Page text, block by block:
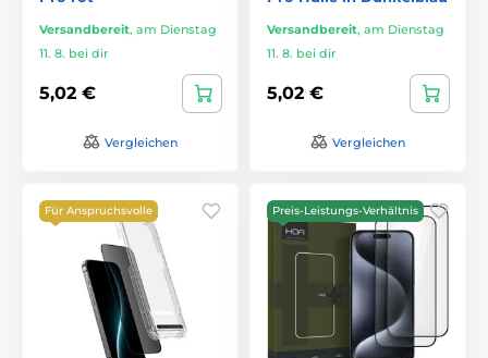
Versandbereit, am Dienstag
11. 8. bei dir
5,02 €
Vergleichen
Versandbereit, am Dienstag
11. 8. bei dir
5,02 €
Vergleichen
Für Anspruchsvolle Preis-Leistungs-Verhältnis